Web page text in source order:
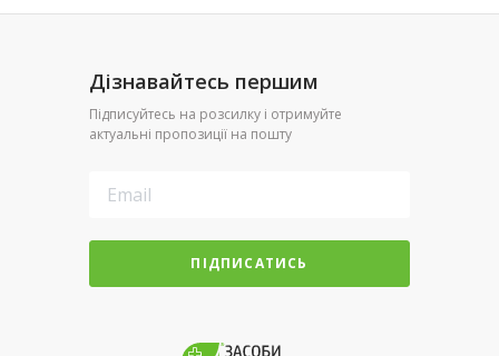
Дізнавайтесь першим
Підписуйтесь на розсилку і отримуйте
актуальні пропозиції на пошту
ПІДПИСАТИСЬ